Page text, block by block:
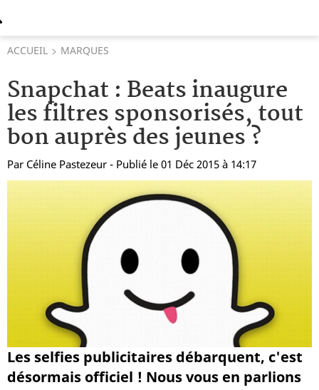
ACCUEIL MARQUES
Snapchat : Beats inaugure
les filtres sponsorisés, tout
bon auprès des jeunes ?
Par Céline Pastezeur - Publié le 01 Déc 2015 à 14:17
Les selfies publicitaires débarquent, c'est
désormais officiel ! Nous vous en parlions